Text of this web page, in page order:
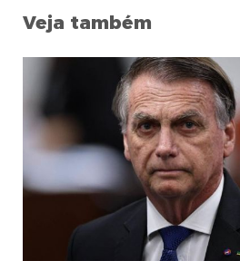
Veja também